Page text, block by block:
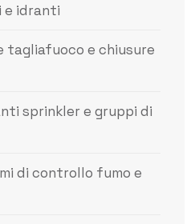
e idranti
tagliafuoco e chiusure
sprinkler e gruppi di
di controllo fumo e